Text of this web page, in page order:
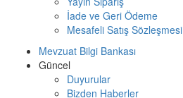
İade ve Geri Ödeme
Mesafeli Satış Sözleşmesi
Mevzuat Bilgi Bankası
Güncel
Duyurular
Bizden Haberler